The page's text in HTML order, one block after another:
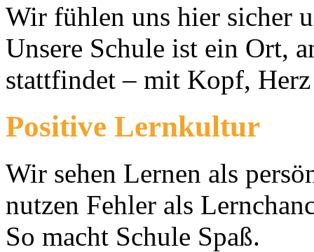
Wir fühlen uns hier sicher
Unsere Schule ist ein Ort,
stattfindet – mit Kopf,
Positive Lernkultur
Wir sehen Lernen als
nutzen Fehler als
So macht Schule Spaß.